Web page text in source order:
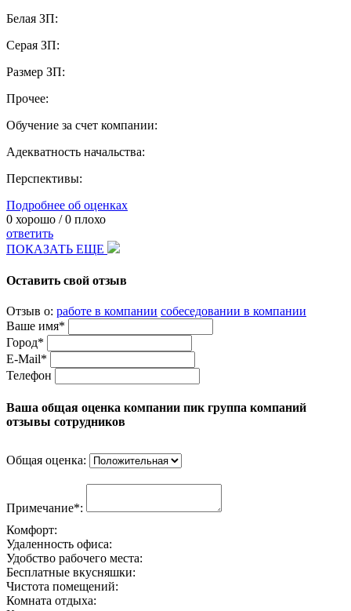
Белая ЗП:
Серая ЗП:
Размер ЗП:
Прочее:
Обучение за счет компании:
Адекватность начальства:
Перспективы:
Подробнее об оценках
0 хорошо /0 плохо
ответить
ПОКАЗАТЬ ЕЩЕ
Оставить свой отзыв
Отзыв о: работе в компании собеседовании в компании
Ваше имя*
Город*
E-Mail*
Телефон
Ваша общая оценка компании пик группа компаний
отзывы сотрудников
Общая оценка:
Примечание*:
Комфорт:
Удаленность офиса:
Удобство рабочего места:
Бесплатные вкусняшки:
Чистота помещений:
Комната отдыха: